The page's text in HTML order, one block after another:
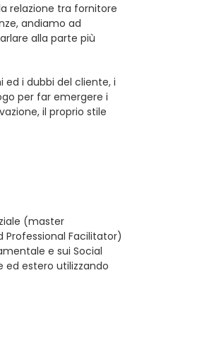
relazione tra fornitore
andiamo ad
alla parte più
i dubbi del cliente, i
per far emergere i
il proprio stile
(master
Facilitator)
e sui Social
ed estero utilizzando